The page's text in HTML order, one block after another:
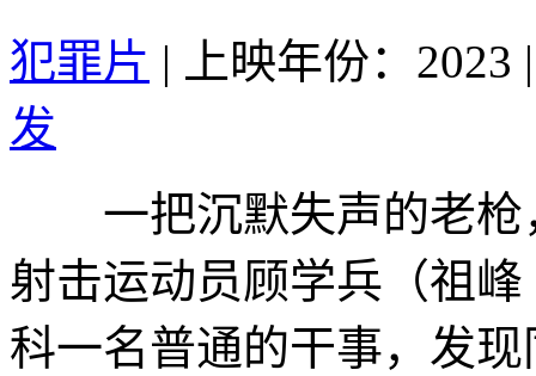
犯罪片 | 上映年份：2023 |
发
一把沉默失声的老
射击运动员顾学兵（祖
科一名普通的干事，发